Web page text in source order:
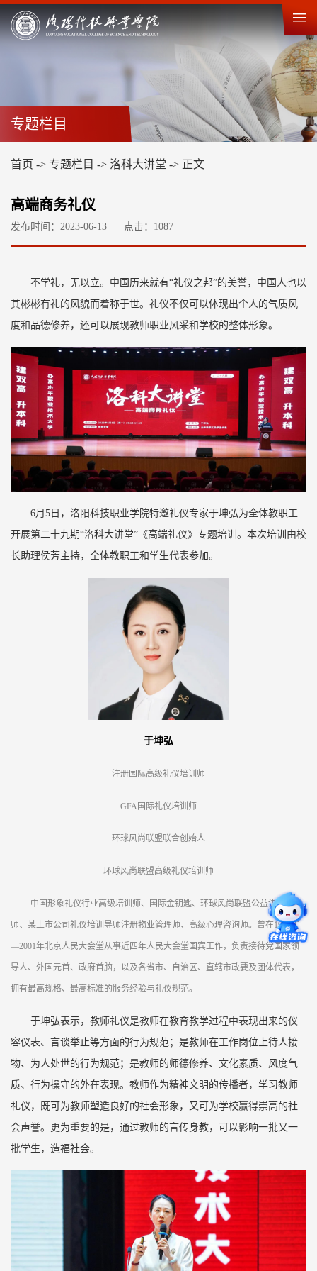
专题栏目
首页 -> 专题栏目 -> 洛科大讲堂 -> 正文
高端商务礼仪
发布时间：2023-06-13 点击： 1087
不学礼，无以立。中国历来就有“礼仪之邦”的美誉，中国人也以
其彬彬有礼的风貌而着称于世。礼仪不仅可以体现出个人的气质风
度和品德修养，还可以展现教师职业风采和学校的整体形象。
6月5日，洛阳科技职业学院特邀礼仪专家于坤弘为全体教职工
开展第二十九期“洛科大讲堂”《高端礼仪》专题培训。本次培训由校
长助理侯芳主持，全体教职工和学生代表参加。
于坤弘
注册国际高级礼仪培训师
GFA国际礼仪培训师
环球风尚联盟联合创始人
环球风尚联盟高级礼仪培训师
中国形象礼仪行业高级培训师、国际金钥匙、环球风尚联盟公益讲师团讲
师、某上市公司礼仪培训导师注册物业管理师、高级心理咨询师。曾在1997年
—2001年北京人民大会堂从事近四年人民大会堂国宾工作，负责接待党国家领
导人、外国元首、政府首脑，以及各省市、自治区、直辖市政要及团体代表，
拥有最高规格、最高标准的服务经验与礼仪规范。
于坤弘表示，教师礼仪是教师在教育教学过程中表现出来的仪
容仪表、言谈举止等方面的行为规范；是教师在工作岗位上待人接
物、为人处世的行为规范；是教师的师德修养、文化素质、风度气
质、行为操守的外在表现。教师作为精神文明的传播者，学习教师
礼仪，既可为教师塑造良好的社会形象，又可为学校赢得崇高的社
会声誉。更为重要的是，通过教师的言传身教，可以影响一批又一
批学生，造福社会。